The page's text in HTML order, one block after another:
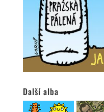
Další alba